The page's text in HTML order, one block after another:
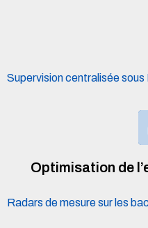
Supervision centralisée sous
Optimisation de
Radars de mesure sur les